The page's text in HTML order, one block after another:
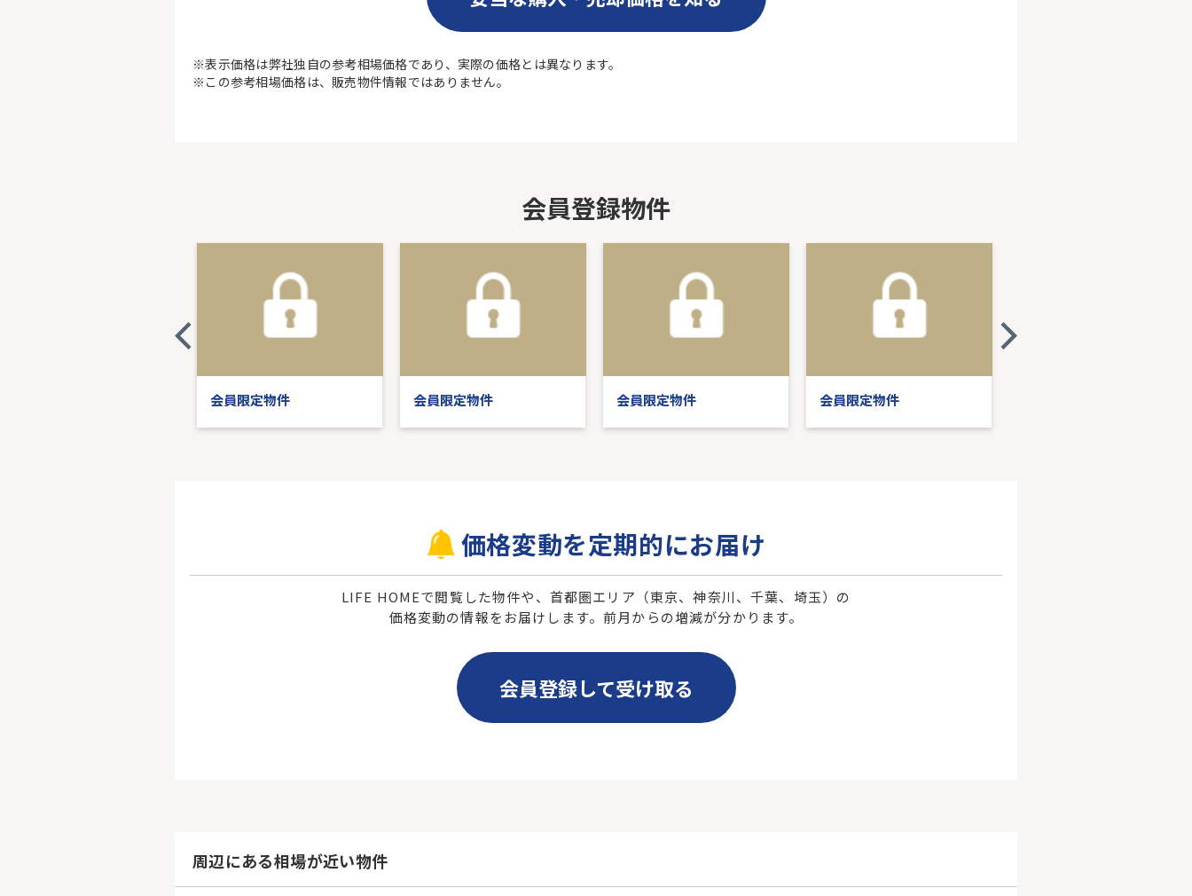
※表示価格は弊社独自の参考相場価格であり、実際の価格とは異なります。
※この参考相場価格は、販売物件情報ではありません。
会員登録物件
会員限定物件 会員限定物件 会員限定物件 会員限定物件
価格変動を定期的にお届け
LIFE HOMEで閲覧した物件や、首都圏エリア（東京、神奈川、千葉、埼玉）の
価格変動の情報をお届けします。前月からの増減が分かります。
会員登録して受け取る
周辺にある相場が近い物件